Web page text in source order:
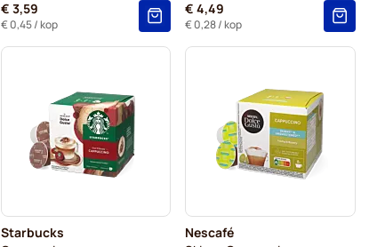
€ 3,59
€ 0,45/ kop
€ 4,49
€ 0,28/ kop
Starbucks
Nescafé